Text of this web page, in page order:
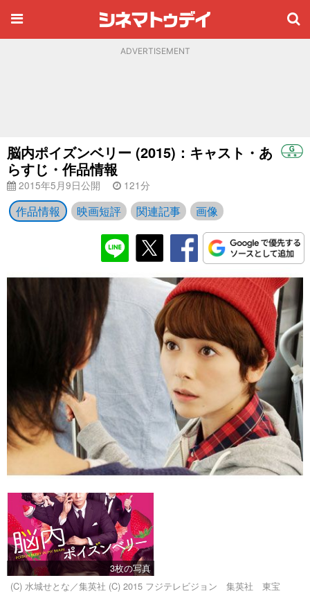
ADVERTISEMENT
脳内ポイズンベリー (2015)：キャスト・あ
らすじ・作品情報
2015年5月9日公開 121分
作品情報 映画短評 関連記事 画像
3枚の写真
(C) 水城せとな／集英社 (C) 2015 フジテレビジョン 集英社 東宝